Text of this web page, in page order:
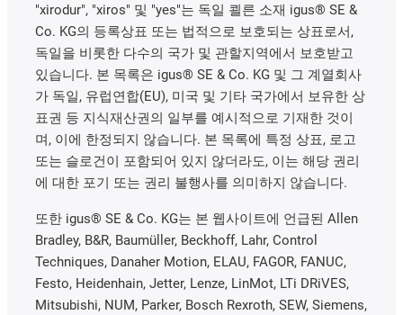
"xirodur", "xiros" 및 "yes"는 독일 쾰른 소재 igus® SE &
Co. KG의 등록상표 또는 법적으로 보호되는 상표로서,
독일을 비롯한 다수의 국가 및 관할지역에서 보호받고
있습니다. 본 목록은 igus® SE & Co. KG 및 그 계열회사
가 독일, 유럽연합(EU), 미국 및 기타 국가에서 보유한 상
표권 등 지식재산권의 일부를 예시적으로 기재한 것이
며, 이에 한정되지 않습니다. 본 목록에 특정 상표, 로고
또는 슬로건이 포함되어 있지 않더라도, 이는 해당 권리
에 대한 포기 또는 권리 불행사를 의미하지 않습니다.
또한 igus® SE & Co. KG는 본 웹사이트에 언급된 Allen
Bradley, B&R, Baumüller, Beckhoff, Lahr, Control
Techniques, Danaher Motion, ELAU, FAGOR, FANUC,
Festo, Heidenhain, Jetter, Lenze, LinMot, LTi DRiVES,
Mitsubishi, NUM, Parker, Bosch Rexroth, SEW, Siemens,